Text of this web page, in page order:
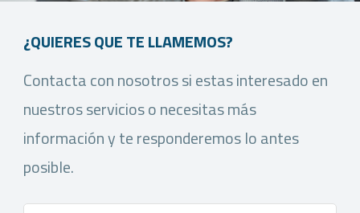
¿QUIERES QUE TE LLAMEMOS?
Contacta con nosotros si estas interesado en
nuestros servicios o necesitas más
información y te responderemos lo antes
posible.